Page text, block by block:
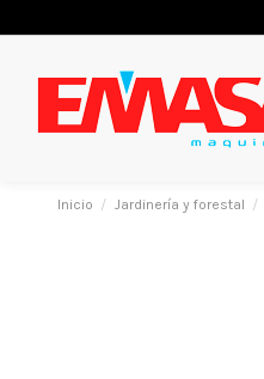
Inicio Jardinería y forestal